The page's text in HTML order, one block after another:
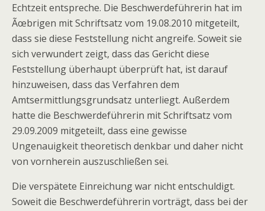
Echtzeit entspreche. Die Beschwerdeführerin hat im
Ãœbrigen mit Schriftsatz vom 19.08.2010 mitgeteilt,
dass sie diese Feststellung nicht angreife. Soweit sie
sich verwundert zeigt, dass das Gericht diese
Feststellung überhaupt überprüft hat, ist darauf
hinzuweisen, dass das Verfahren dem
Amtsermittlungsgrundsatz unterliegt. Außerdem
hatte die Beschwerdeführerin mit Schriftsatz vom
29.09.2009 mitgeteilt, dass eine gewisse
Ungenauigkeit theoretisch denkbar und daher nicht
von vornherein auszuschließen sei.
Die verspätete Einreichung war nicht entschuldigt.
Soweit die Beschwerdeführerin vorträgt, dass bei der